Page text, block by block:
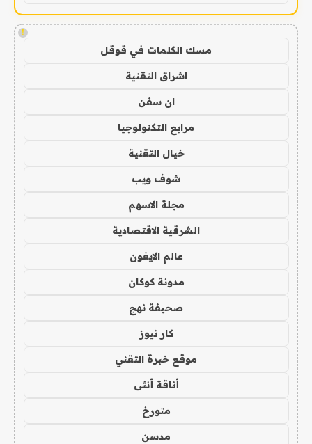
!
مسك الكلمات في قوقل
اشراق التقنية
ان سفن
مرابع التكنولوجيا
خيال التقنية
شوف ويب
مجلة الاسهم
الشرقية الاقتصادية
عالم الايفون
مدونة كوكان
صحيفة نهج
كار نيوز
موقع خبرة التقني
أناقة أنثى
متورخ
مدسن